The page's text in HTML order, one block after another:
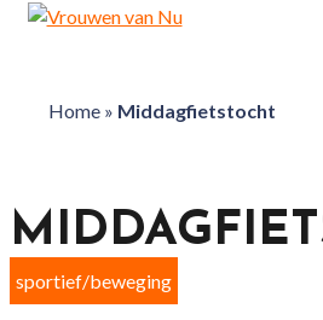
Home» Middagfietstocht
sportief/beweging